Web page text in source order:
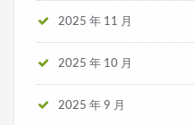
2025 年 11 月
2025 年 10 月
2025 年 9 月